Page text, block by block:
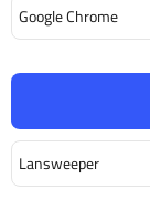
Lansweeper
Google Chrome